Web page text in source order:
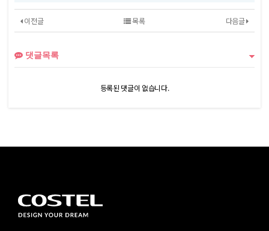
이전글 다음글
목록
댓글목록
등록된 댓글이 없습니다.